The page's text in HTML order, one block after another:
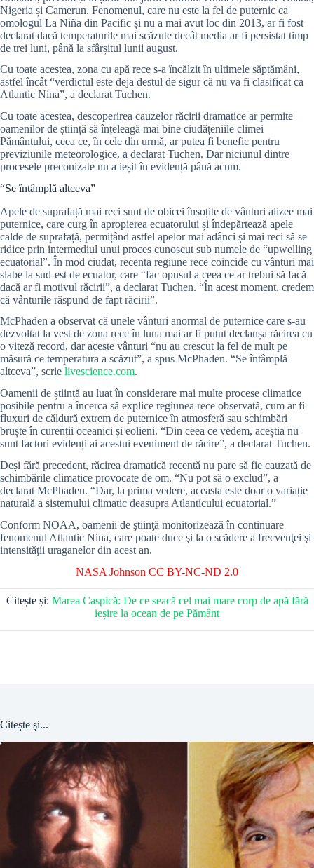
Nigeria și Camerun. Fenomenul, care nu este la fel de puternic ca
omologul La Niña din Pacific și nu a mai avut loc din 2013, ar fi fost
declarat dacă temperaturile mai scăzute decât media ar fi persistat timp
de trei luni, până la sfârșitul lunii august.
Cu toate acestea, zona cu apă rece s-a încălzit în ultimele săptămâni,
astfel încât “verdictul este deja destul de sigur că nu va fi clasificat ca
Atlantic Nina”, a declarat Tuchen.
Cu toate acestea, descoperirea cauzelor răcirii dramatice ar permite
oamenilor de știință să înțeleagă mai bine ciudățeniile climei
Pământului, ceea ce, în cele din urmă, ar putea fi benefic pentru
previziunile meteorologice, a declarat Tuchen. Dar niciunul dintre
procesele preconizate nu a ieșit în evidență până acum.
“Se întâmplă altceva”
Apele de suprafață mai reci sunt de obicei însoțite de vânturi alizee mai
puternice, care curg în apropierea ecuatorului și îndepărtează apele
calde de suprafață, permițând astfel apelor mai adânci și mai reci să se
ridice prin intermediul unui proces cunoscut sub numele de “upwelling
ecuatorial”. În mod ciudat, recenta regiune rece coincide cu vânturi mai
slabe la sud-est de ecuator, care “fac opusul a ceea ce ar trebui să facă
dacă ar fi motivul răcirii”, a declarat Tuchen. “În acest moment, credem
că vânturile răspund de fapt răcirii”.
McPhaden a observat că unele vânturi anormal de puternice care s-au
dezvoltat la vest de zona rece în luna mai ar fi putut declanșa răcirea cu
o viteză record, dar aceste vânturi “nu au crescut la fel de mult pe
măsură ce temperatura a scăzut”, a spus McPhaden. “Se întâmplă
altceva”, scrie livescience.com.
Oamenii de știință au luat în considerare mai multe procese climatice
posibile pentru a încerca să explice regiunea rece observată, cum ar fi
fluxuri de căldură extrem de puternice în atmosferă sau schimbări
bruște în curenții oceanici și eolieni. “Din ceea ce vedem, aceștia nu
sunt factori evidenți ai acestui eveniment de răcire”, a declarat Tuchen.
Deși fără precedent, răcirea dramatică recentă nu pare să fie cauzată de
schimbările climatice provocate de om. “Nu pot să o exclud”, a
declarat McPhaden. “Dar, la prima vedere, aceasta este doar o variație
naturală a sistemului climatic deasupra Atlanticului ecuatorial.”
Conform NOAA, oamenii de ştiinţă monitorizează în continuare
fenomenul Atlantic Nina, care poate duce şi la o scădere a frecvenţei şi
intensităţii uraganelor din acest an.
NASA Johnson CC BY-NC-ND 2.0
Citește și: Marea Caspică: De ce seacă cel mai mare corp de apă fără
ieșire la ocean de pe Pământ
Citește și...